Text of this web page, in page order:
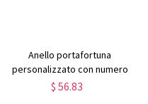
Anello portafortuna
personalizzato con numero
sportivo con testo inciso, anello
$ 56.83